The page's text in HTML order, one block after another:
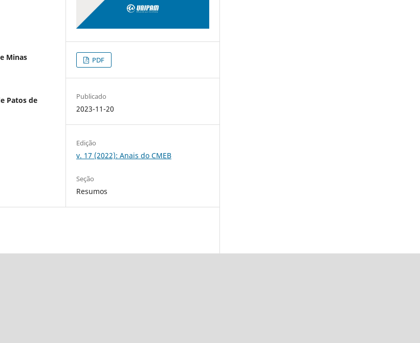
Minas
Patos de
PDF
Publicado
2023-11-20
Edição
v. 17 (2022): Anais do CMEB
Seção
Resumos